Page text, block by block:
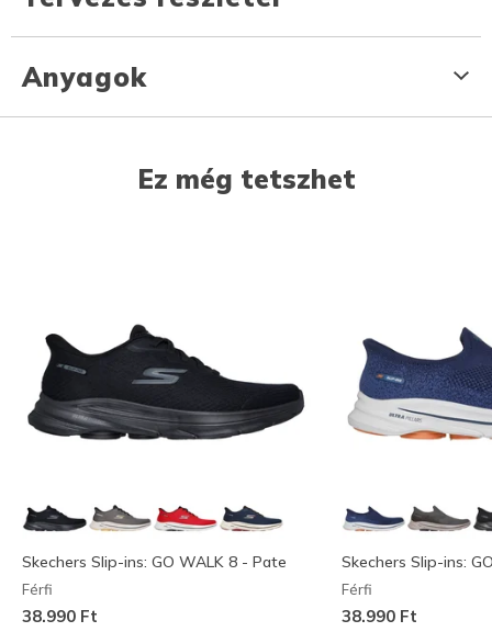
Anyagok
Ez még tetszhet
Skechers Slip-ins: GO WALK 8 - Pate
Férfi
38.990 Ft
Skechers Slip-ins:
Férfi
38.990 Ft